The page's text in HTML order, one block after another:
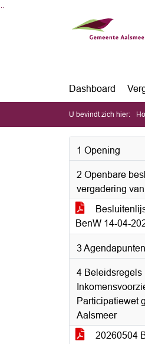
Dashboard
U bevindt zich hier:
1 Opening
2 Openbare
vergadering
BenW 14-04-
3 Agendapunten
4 Beleidsregels
Participatiewet
Aalsmeer
20260504